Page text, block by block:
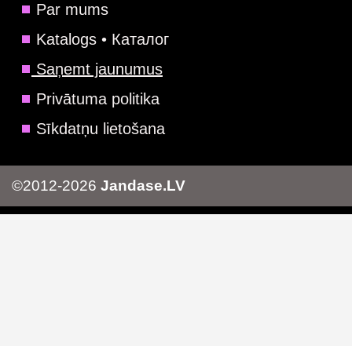
Par mums
Katalogs • Каталог
Saņemt jaunumus
Privātuma politika
Sīkdatņu lietošana
©2012-2026 Jandase.LV